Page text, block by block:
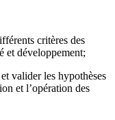
critères des
et développement;
valider les hypothèses
et l’opération des